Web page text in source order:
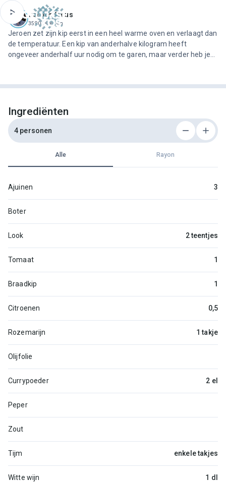
Jeroen Meus
3590 recepten
Jeroen zet zijn kip eerst in een heel warme oven en verlaagt dan
de temperatuur. Een kip van anderhalve kilogram heeft
ongeveer anderhalf uur nodig om te garen, maar verder heb je
Ingrediënten
4 personen
Alle Rayon
Ajuinen 3
Boter
Look 2 teentjes
Tomaat 1
Braadkip 1
Citroenen 0,5
Rozemarijn 1 takje
Olijfolie
Currypoeder 2 el
Peper
Zout
Tijm enkele takjes
Witte wijn 1 dl